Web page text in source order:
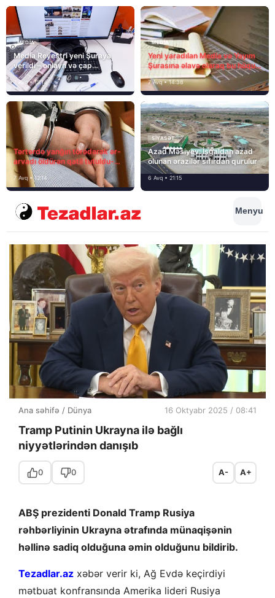
MEDİA
Media Reyestri yeni Şuraya
verildi – onlayn və çap
mediasını nə gözləyir?
7 Avq • 15:14
MEDİA
Yeni yaradılan Media və Yayım
Şurasına əlavə olaraq bu hüquq
və vəzifələr də verilib
7 Avq • 14:38
Tərtərdə yanğın törədərək ər-
arvadı öldürən qatil tutuldu-
SON DƏQİQƏ
7 Avq • 12:14
SIYASƏT
Azad Məsiyev: İşğaldan azad
olunan ərazilər sıfırdan qurulur
6 Avq • 21:15
Menyu
Ana səhifə / Dünya 16 Oktyabr 2025 / 08:41
Tramp Putinin Ukrayna ilə bağlı
niyyətlərindən danışıb
0 0 A- A+
ABŞ prezidenti Donald Tramp Rusiya
rəhbərliyinin Ukrayna ətrafında münaqişənin
həllinə sadiq olduğuna əmin olduğunu bildirib.
Tezadlar.az xəbər verir ki, Ağ Evdə keçirdiyi
mətbuat konfransında Amerika lideri Rusiya